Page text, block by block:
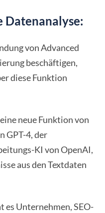
Datenanalyse:
von Advanced
beschäftigen,
diese Funktion
neue Funktion von
GPT-4, der
KI von OpenAI,
aus den Textdaten
es Unternehmen, SEO-